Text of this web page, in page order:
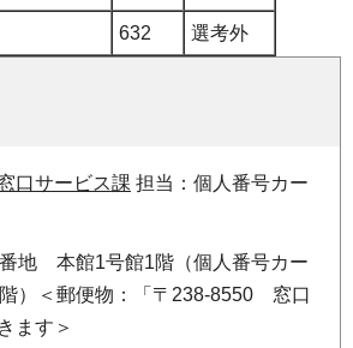
632 選考外
口サービス課 担当：個人番号カー
地 本館1号館1階（個人番号カー
）＜郵便物：「〒238-8550 窓口
ます＞